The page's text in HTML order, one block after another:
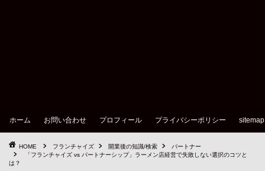
ホーム お問い合わせ プロフィール プライバシーポリシー sitemap
HOME フランチャイズ 開業後の知識/検索
パートナー
「フランチャイズ vs パートナーシップ」ラーメン店経営で失敗しない選択のコツと
は？